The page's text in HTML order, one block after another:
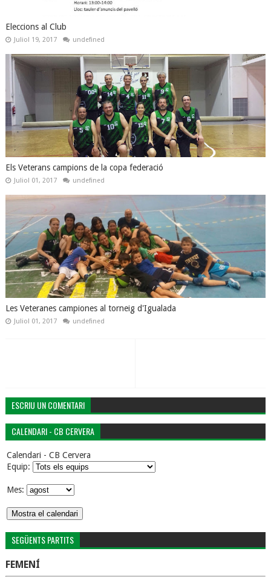
Eleccions al Club
Juliol 19, 2017 undefined
Els Veterans campions de la copa federació
Juliol 01, 2017 undefined
Les Veteranes campiones al torneig d'Igualada
Juliol 01, 2017 undefined
ESCRIU UN COMENTARI
CALENDARI - CB CERVERA
Calendari - CB Cervera
Equip:
Mes:
SEGÜENTS PARTITS
FEMENÍ